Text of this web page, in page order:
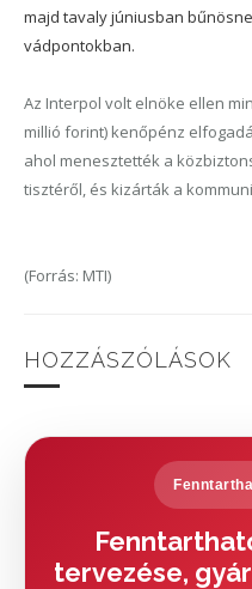
majd tavaly júniusban
vádpontokban.
Az Interpol volt elnöke ellen
millió forint) kenőpénz
ahol menesztették a
tisztéről, és kizárták a
(Forrás: MTI)
HOZZÁSZÓLÁSOK
tervezése,